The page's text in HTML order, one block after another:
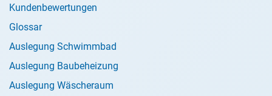
Kundenbewertungen
Glossar
Auslegung Schwimmbad
Auslegung Baubeheizung
Auslegung Wäscheraum